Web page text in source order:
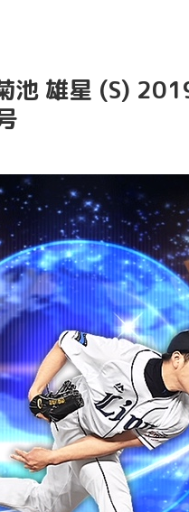
池 雄星 (S)